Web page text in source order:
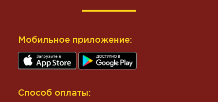
Мобильное приложение:
Способ оплаты: